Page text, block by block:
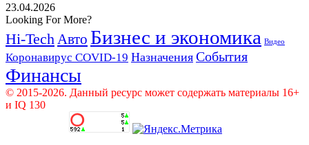
23.04.2026
Looking For More?
Hi-Tech Авто Бизнес и экономика Видео
Коронавирус COVID-19 Назначения События
Финансы
© 2015-2026. Данный ресурс может содержать материалы 16+
и IQ 130